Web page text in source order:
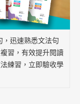
迅速熟悉文法句
習，有效提升閱讀
練習，立即驗收學